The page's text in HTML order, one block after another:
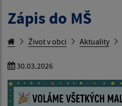
Zápis do MŠ
Život v obci Aktuality
30.03.2026